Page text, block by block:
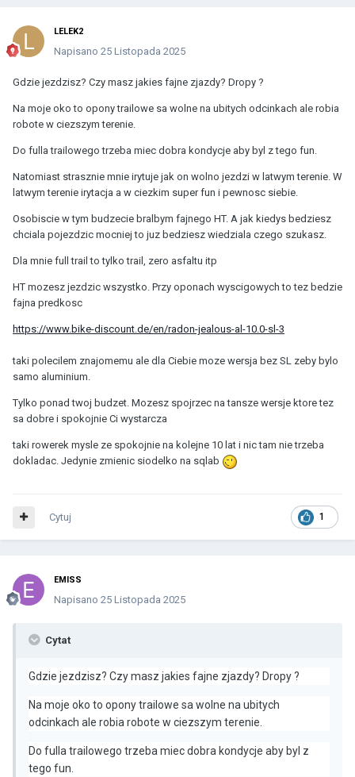
LELEK2
Napisano 25 Listopada 2025
Gdzie jezdzisz? Czy masz jakies fajne zjazdy? Dropy ?
Na moje oko to opony trailowe sa wolne na ubitych odcinkach ale robia
robote w ciezszym terenie.
Do fulla trailowego trzeba miec dobra kondycje aby byl z tego fun.
Natomiast strasznie mnie irytuje jak on wolno jezdzi w latwym terenie. W
latwym terenie irytacja a w ciezkim super fun i pewnosc siebie.
Osobiscie w tym budzecie bralbym fajnego HT. A jak kiedys bedziesz
chciala pojezdzic mocniej to juz bedziesz wiedziala czego szukasz.
Dla mnie full trail to tylko trail, zero asfaltu itp
HT mozesz jezdzic wszystko. Przy oponach wyscigowych to tez bedzie
fajna predkosc
https://www.bike-discount.de/en/radon-jealous-al-10.0-sl-3
taki polecilem znajomemu ale dla Ciebie moze wersja bez SL zeby bylo
samo aluminium.
Tylko ponad twoj budzet. Mozesz spojrzec na tansze wersje ktore tez
sa dobre i spokojnie Ci wystarcza
taki rowerek mysle ze spokojnie na kolejne 10 lat i nic tam nie trzeba
dokladac. Jedynie zmienic siodelko na sqlab
1
Cytuj
EMISS
Napisano 25 Listopada 2025
Cytat
Gdzie jezdzisz? Czy masz jakies fajne zjazdy? Dropy ?
Na moje oko to opony trailowe sa wolne na ubitych
odcinkach ale robia robote w ciezszym terenie.
Do fulla trailowego trzeba miec dobra kondycje aby byl z
tego fun.